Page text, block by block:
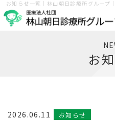
お知らせ一覧｜林山朝日診療所グループ
お
2026.06.11 お知らせ